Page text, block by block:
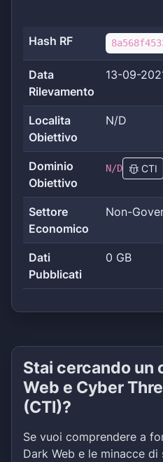
Hash RF
Data
Rilevamento
13-09-
Localita
Obiettivo
N/D
Dominio
Obiettivo
N/D CTI
Settore
Economico
Non-
Dati
Pubblicati
0 GB
Stai cercando un
Web e Cyber
(CTI)?
Se vuoi comprendere a
Dark Web e le minacce